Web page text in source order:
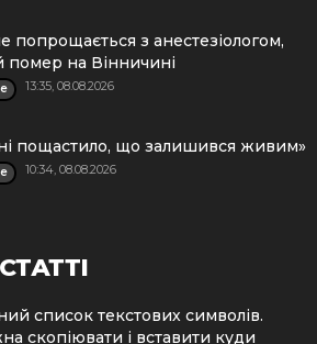
попрощається з анестезіологом,
помер на Вінничині
13:35, 08.08.2026
пощастило, що залишився живим»
10:34, 08.08.2026
список текстових символів.
скопіювати і вставити куди